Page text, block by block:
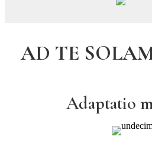
AD TE
Adaptatio